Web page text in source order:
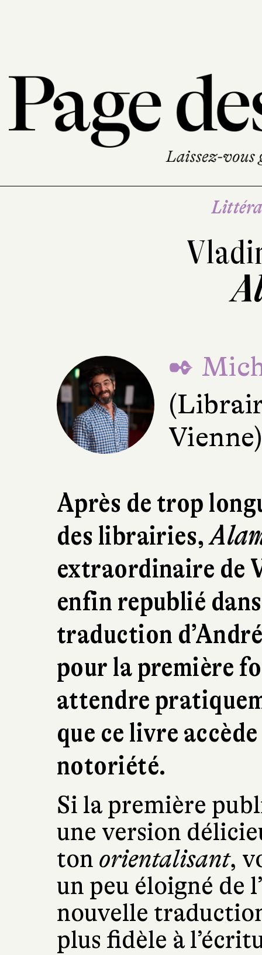
✒
Après de trop
des librairies,
extraordinaire de
enfin republié
traduction
pour la première
attendre
que ce livre
notoriété.
Si la première
une version
ton orientalisant,
un peu éloigné de
nouvelle
plus fidèle à